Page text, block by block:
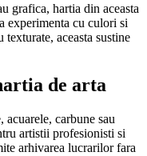
grafica, hartia din aceasta
experimenta cu culori si
aceasta sustine
de arta
acuarele, carbune sau
artistii profesionisti si
arhivarea lucrarilor fara